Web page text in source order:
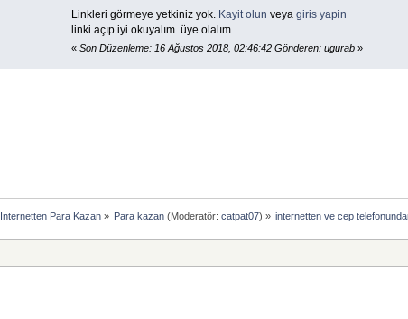
Linkleri görmeye yetkiniz yok. Kayit olun veya giris yapin
linki açıp iyi okuyalım üye olalım
« Son Düzenleme: 16 Ağustos 2018, 02:46:42 Gönderen: ugurab»
Internetten Para Kazan» Para kazan(Moderatör: catpat07) » internetten ve cep